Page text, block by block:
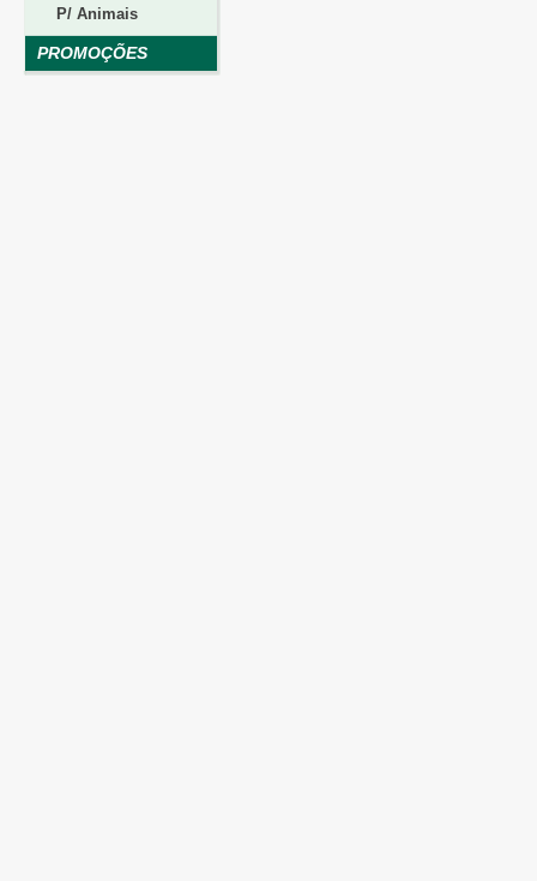
P/ Animais
PROMOÇÕES